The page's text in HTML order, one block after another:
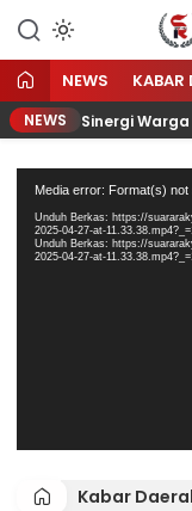
NEWS KABAR
NEWS Sinergi
Media error: Format(s)
Unduh Berkas: https://
2025-04-27-at-
Unduh Berkas: https://
2025-04-27-at-
Kabar